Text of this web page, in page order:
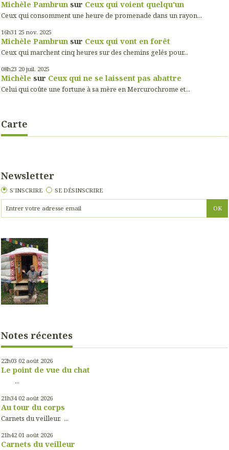
Michèle Pambrun sur Ceux qui voient quelqu'un
Ceux qui consomment une heure de promenade dans un rayon...
16h31 25 nov. 2025
Michèle Pambrun sur Ceux qui vont en forêt
Ceux qui marchent cinq heures sur des chemins gelés pour...
08h23 20 juil. 2025
Michèle sur Ceux qui ne se laissent pas abattre
Celui qui coûte une fortune à sa mère en Mercurochrome et...
Carte
Newsletter
S'INSCRIRE SE DÉSINSCRIRE
Notes récentes
22h03 02 août 2026
Le point de vue du chat
...
21h34 02 août 2026
Au tour du corps
Carnets du veilleur. ...
21h42 01 août 2026
Carnets du veilleur